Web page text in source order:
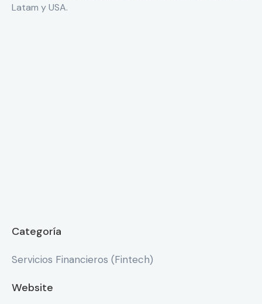
Latam y USA.
Categoría
Servicios Financieros (Fintech)
Website